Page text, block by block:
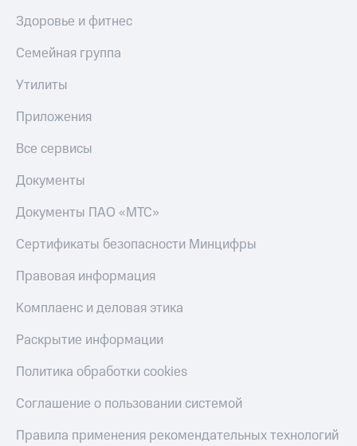
Здоровье и фитнес
Семейная группа
Утилиты
Приложения
Все сервисы
Документы
Документы ПАО «МТС»
Сертификаты безопасности Минцифры
Правовая информация
Комплаенс и деловая этика
Раскрытие информации
Политика обработки cookies
Соглашение о пользовании системой
Правила применения рекомендательных технологий